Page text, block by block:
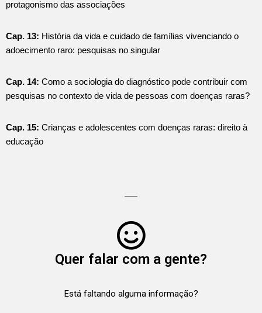
protagonismo das associações
Cap. 13: História da vida e cuidado de famílias vivenciando o
adoecimento raro: pesquisas no singular
Cap. 14: Como a sociologia do diagnóstico pode contribuir com
pesquisas no contexto de vida de pessoas com doenças raras?
Cap. 15: Crianças e adolescentes com doenças raras: direito à
educação
Quer falar com a gente?
Está faltando alguma informação?